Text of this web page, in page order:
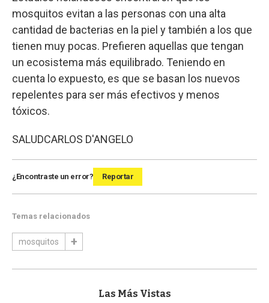
mosquitos evitan a las personas con una alta
cantidad de bacterias en la piel y también a los que
tienen muy pocas. Prefieren aquellas que tengan
un ecosistema más equilibrado. Teniendo en
cuenta lo expuesto, es que se basan los nuevos
repelentes para ser más efectivos y menos
tóxicos.
SALUDCARLOS D'ANGELO
¿Encontraste un error? Reportar
Temas relacionados
mosquitos
Las Más Vistas